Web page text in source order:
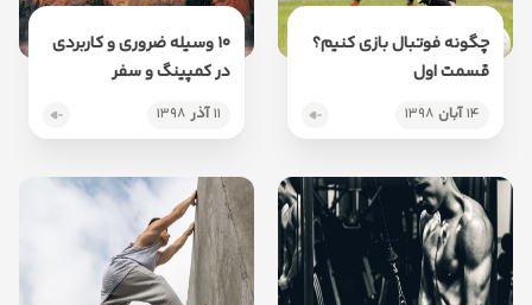
چگونه فوتبال بازی کنیم؟
قسمت اول
۱۴ آبان ۱۳۹۸
۱۰ وسیله ضروری و کاربردی
در کمپینگ و سفر
۱۱ آذر ۱۳۹۸